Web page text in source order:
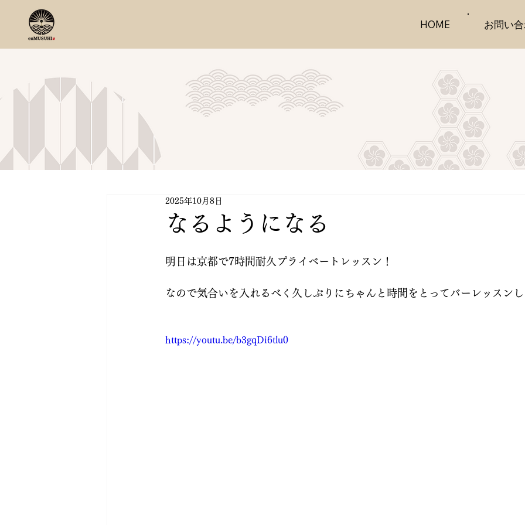
なるようになる
2025年10月8日
明日は京都で7時間耐久プライベートレッスン！
なので気合いを入れるべく久しぶりにちゃんと時間をとってバーレッスン
https://youtu.be/b3gqDi6tlu0
HOME お問い